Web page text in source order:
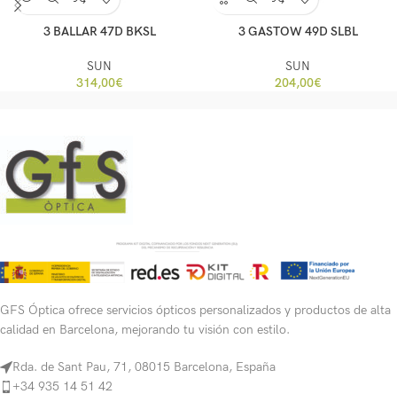
3 BALLAR 47D BKSL
SUN
314,00€
3 GASTOW 49D SLBL
SUN
204,00€
GFS Óptica ofrece servicios ópticos personalizados y productos de alta
calidad en Barcelona, mejorando tu visión con estilo.
Rda. de Sant Pau, 71, 08015 Barcelona, España
+34 935 14 51 42